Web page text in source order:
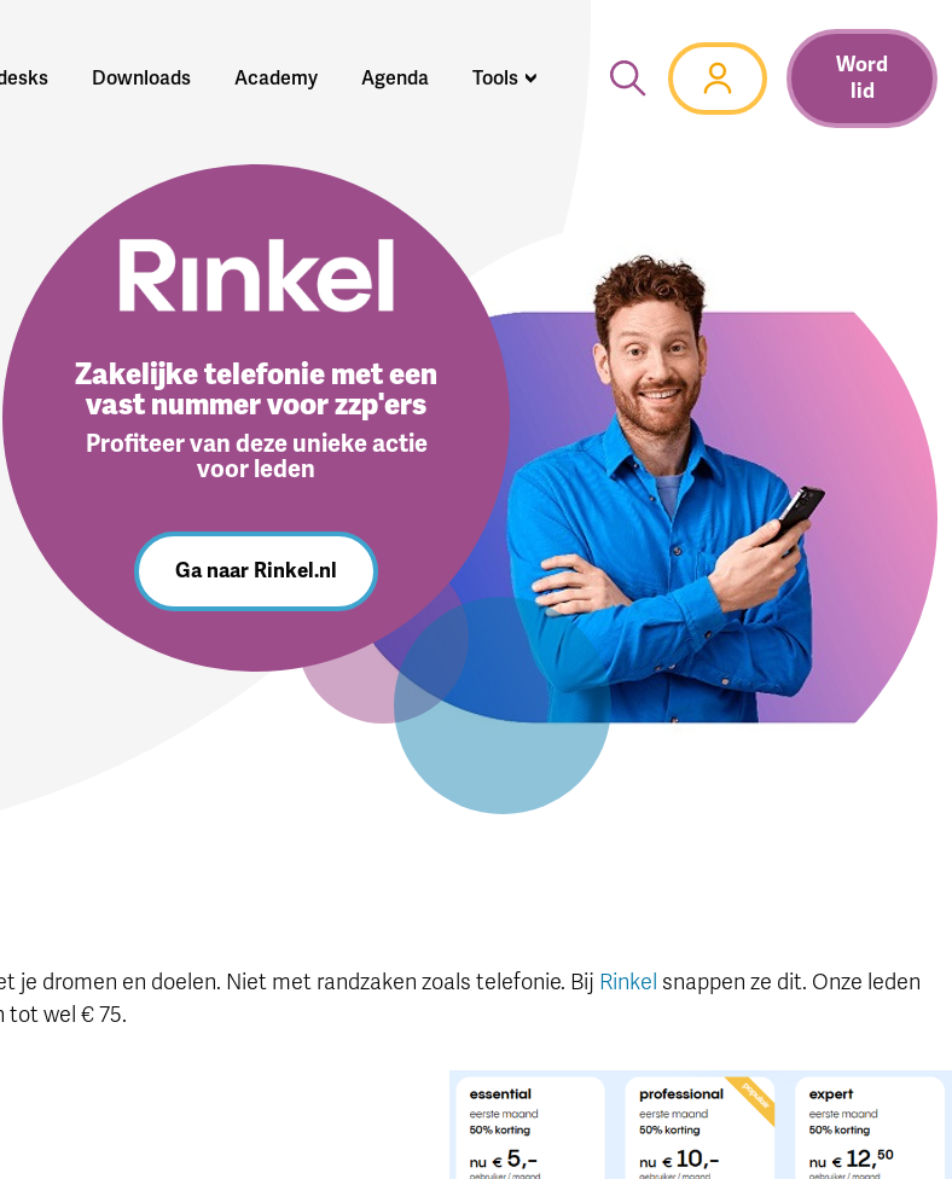
Downloads Academy Agenda Tools
Word
lid
Zakelijke telefonie met een
vast nummer voor zzp'ers
Profiteer van deze unieke actie
voor leden
Ga naar Rinkel.nl
je dromen en doelen. Niet met randzaken zoals telefonie. Bij Rinkel snappen ze dit. Onze leden
tot wel € 75.